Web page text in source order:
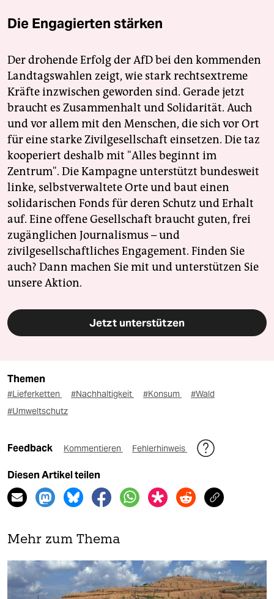
Die Engagierten stärken
Der drohende Erfolg der AfD bei den kommenden
Landtagswahlen zeigt, wie stark rechtsextreme
Kräfte inzwischen geworden sind. Gerade jetzt
braucht es Zusammenhalt und Solidarität. Auch
und vor allem mit den Menschen, die sich vor Ort
für eine starke Zivilgesellschaft einsetzen. Die taz
kooperiert deshalb mit "Alles beginnt im
Zentrum". Die Kampagne unterstützt bundesweit
linke, selbstverwaltete Orte und baut einen
solidarischen Fonds für deren Schutz und Erhalt
auf. Eine offene Gesellschaft braucht guten, frei
zugänglichen Journalismus – und
zivilgesellschaftliches Engagement. Finden Sie
auch? Dann machen Sie mit und unterstützen Sie
unsere Aktion.
Jetzt unterstützen
Themen
#Lieferketten #Nachhaltigkeit #Konsum
#Wald
#Umweltschutz
Feedback Kommentieren Fehlerhinweis
Diesen Artikel teilen
Mehr zum Thema